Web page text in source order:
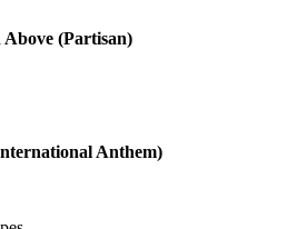
(Partisan)
Anthem)